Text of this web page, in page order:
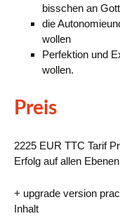
bisschen an
die
wollen
Perfektion und
wollen.
Preis
2225 EUR TTC Tarif
Erfolg auf allen Ebenen
+ upgrade version
Inhalt